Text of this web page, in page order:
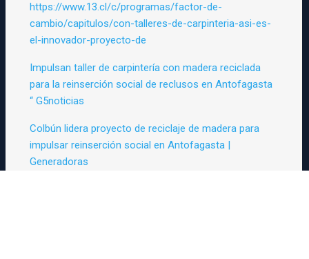
https://www.13.cl/c/programas/factor-de-
cambio/capitulos/con-talleres-de-carpinteria-asi-es-
el-innovador-proyecto-de
Impulsan taller de carpintería con madera reciclada
para la reinserción social de reclusos en Antofagasta
“ G5noticias
Colbún lidera proyecto de reciclaje de madera para
impulsar reinserción social en Antofagasta |
Generadoras